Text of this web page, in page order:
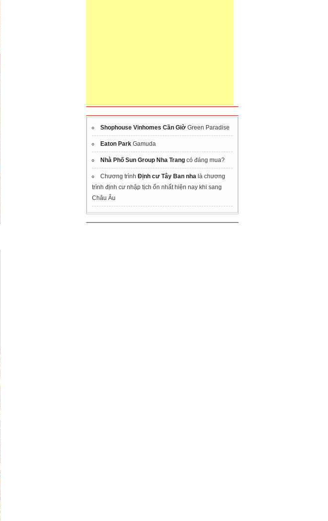
Shophouse Vinhomes Cần Giờ Green Paradise
Eaton Park Gamuda
Nhà Phố Sun Group Nha Trang có đáng mua?
Chương trình Định cư Tây Ban nha là chương
trình định cư nhập tịch ổn nhất hiện nay khi sang
Châu Âu